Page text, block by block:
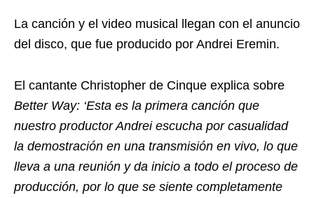
La canción y el video musical llegan con el anuncio
del disco, que fue producido por Andrei Eremin.
El cantante Christopher de Cinque explica sobre
Better Way: ‘Esta es la primera canción que
nuestro productor Andrei escucha por casualidad
la demostración en una transmisión en vivo, lo que
lleva a una reunión y da inicio a todo el proceso de
producción, por lo que se siente completamente